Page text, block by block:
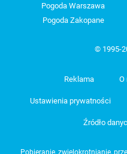
Pogoda Warszawa
Pogoda Zakopane
© 1995-
Reklama O
Ustawienia prywatności
Źródło
Pobieranie, zwielokrotnianie,